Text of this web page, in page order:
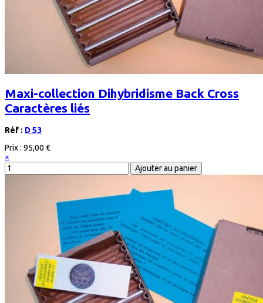
Maxi-collection Dihybridisme Back Cross
Caractères liés
Réf : D 53
Prix : 95,00 €
×